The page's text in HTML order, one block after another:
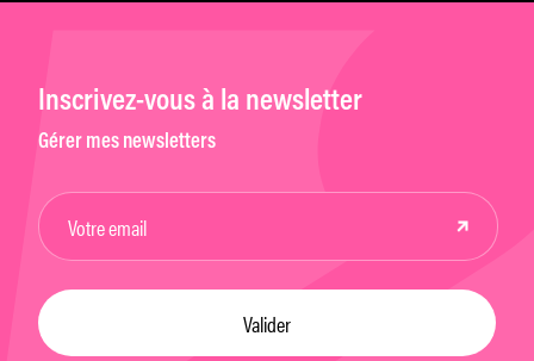
Inscrivez-vous à la newsletter
Gérer mes newsletters